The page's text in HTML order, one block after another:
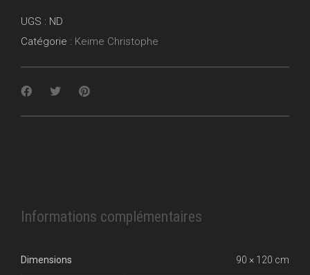
UGS : ND
Catégorie : Keime Christophe
Informations complémentaires
Dimensions 90 × 120 cm